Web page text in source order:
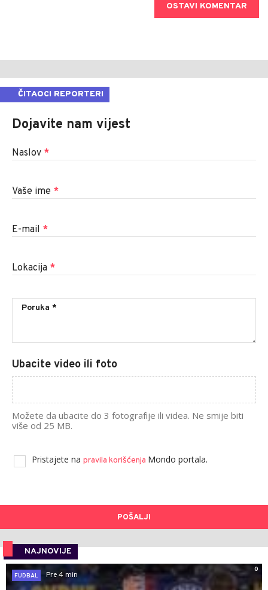
OSTAVI KOMENTAR
ČITAOCI REPORTERI
Dojavite nam vijest
Naslov *
Vaše ime *
E-mail *
Lokacija *
Ubacite video ili foto
Možete da ubacite do 3 fotografije ili videa. Ne smije biti
više od 25 MB.
Pristajete na pravila korišćenja Mondo portala.
POŠALJI
NAJNOVIJE
0
FUDBAL
Pre 4 min